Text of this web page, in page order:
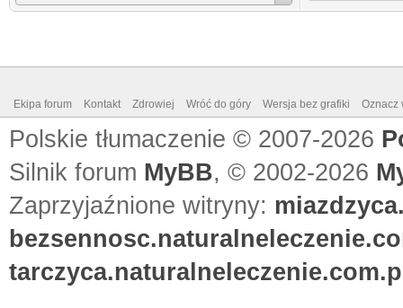
Ekipa forum Kontakt Zdrowiej Wróć do góry Wersja bez grafiki Oznacz
Polskie tłumaczenie © 2007-2026
Silnik forum MyBB, © 2002-2026
Zaprzyjaźnione witryny: